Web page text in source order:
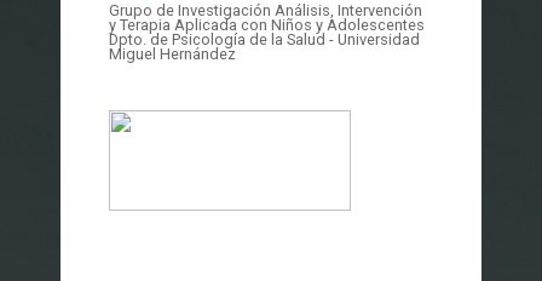
Grupo de Investigación Análisis, Intervención
y Terapia Aplicada con Niños y Adolescentes
Dpto. de Psicología de la Salud - Universidad
Miguel Hernández